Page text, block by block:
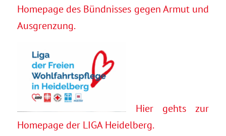
Homepage des Bündnisses gegen Armut und
Ausgrenzung.
Hier gehts zur
Homepage der LIGA Heidelberg.